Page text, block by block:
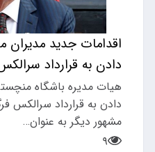
اقدامات جدید مدیران
دادن به قرارداد
هیات مدیره باشگاه
دادن به قرارداد سرالکس
مشهور دیگر به عنوان…
۹